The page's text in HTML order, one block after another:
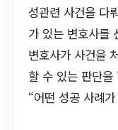
성관련 사건을 다
가 있는 변호사를
변호사가 사건을
할 수 있는 판단
“어떤 성공 사례